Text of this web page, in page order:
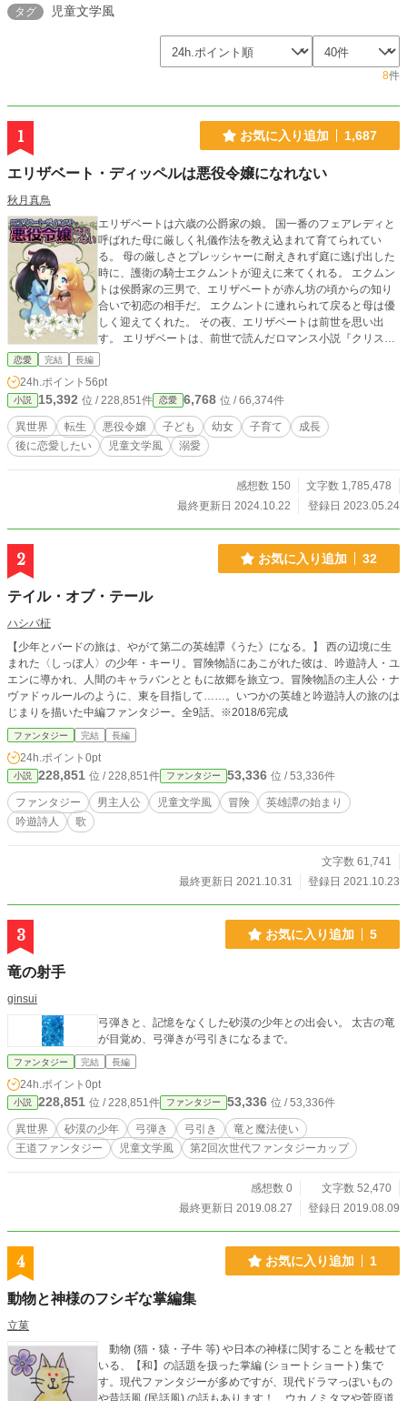
タグ 児童文学風
8件
1 お気に入り追加 1,687
エリザベート・ディッペルは悪役令嬢になれない
秋月真鳥
エリザベートは六歳の公爵家の娘。 国一番のフェアレディと
呼ばれた母に厳しく礼儀作法を教え込まれて育てられてい
る。 母の厳しさとプレッシャーに耐えきれず庭に逃げ出した
時に、護衛の騎士エクムントが迎えに来てくれる。 エクムン
トは侯爵家の三男で、エリザベートが赤ん坊の頃からの知り
合いで初恋の相手だ。 エクムントに連れられて戻ると母は優
しく迎えてくれた。 その夜、エリザベートは前世を思い出
す。 エリザベートは、前世で読んだロマンス小説『クリス
タ・ノメンゼンの真実の愛』で主人公クリスタをいじめる悪
わらないようにしようと心に誓うのだが、お茶会で出会った
クリスタは継母に虐待されていた。クリスタを放っておけず
に、エリザベートはクリスタを公爵家に引き取ってもらう。
前世で読んだ小説の主人公をフェアレディに育てていたら、
懐かれて慕われて、悪役令嬢になれなかったエリザベートの
恋愛 完結 長編
24h.ポイント 56pt
小説 15,392 位 / 228,851件 恋愛 6,768 位 / 66,374件
異世界 転生 悪役令嬢 子ども 幼女 子育て
成長
後に恋愛したい
児童文学風 溺愛
感想数 150
文字数 1,785,478
最終更新日 2024.10.22
登録日 2023.05.24
2 お気に入り追加 32
テイル・オブ・テール
ハシバ柾
【少年とバードの旅は、やがて第二の英雄譚《うた》になる。】 西の辺境に生
まれた〈しっぽ人〉の少年・キーリ。冒険物語にあこがれた彼は、吟遊詩人・ユ
エンに導かれ、人間のキャラバンとともに故郷を旅立つ。冒険物語の主人公・ナ
ヴァドゥルールのように、東を目指して……。いつかの英雄と吟遊詩人の旅のは
じまりを描いた中編ファンタジー。全9話。※2018/6完成
ファンタジー 完結 長編
24h.ポイント 0pt
小説 228,851 位 / 228,851件 ファンタジー 53,336 位 / 53,336件
ファンタジー 男主人公 児童文学風 冒険
英雄譚の始まり
吟遊詩人
歌
文字数 61,741
最終更新日 2021.10.31
登録日 2021.10.23
3 お気に入り追加 5
竜の射手
ginsui
弓弾きと、記憶をなくした砂漠の少年との出会い。 太古の竜
が目覚め、弓弾きが弓引きになるまで。
ファンタジー 完結 長編
24h.ポイント 0pt
小説 228,851 位 / 228,851件 ファンタジー 53,336 位 / 53,336件
異世界 砂漠の少年 弓弾き 弓引き
竜と魔法使い
王道ファンタジー
児童文学風 第2回次世代ファンタジーカップ
感想数 0
文字数 52,470
最終更新日 2019.08.27
登録日 2019.08.09
4 お気に入り追加 1
動物と神様のフシギな掌編集
立菓
動物 (猫・猿・子牛 等) や日本の神様に関することを載せて
いる、【和】の話題を扱った掌編 (ショートショート) 集で
す。現代ファンタジーが多めですが、現代ドラマっぽいもの
や昔話風 (民話風) の話もあります！ ウカノミタマや菅原道